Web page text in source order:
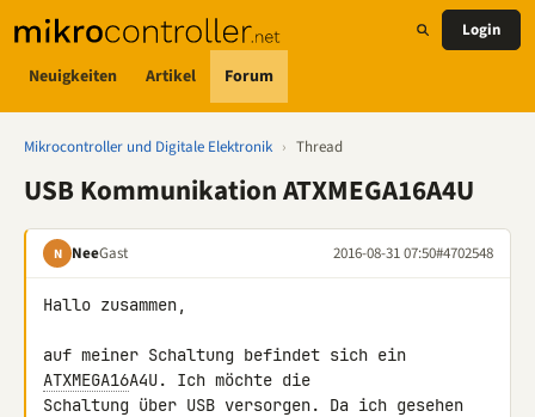
Neuigkeiten Artikel Forum
Login
Mikrocontroller und Digitale Elektronik › Thread
USB Kommunikation ATXMEGA16A4U
N NeeGast 2016-08-31 07:50#4702548
Hallo zusammen,
ATXMEGA16A4U. Ich möchte die
Schaltung über USB versorgen. Da ich gesehen